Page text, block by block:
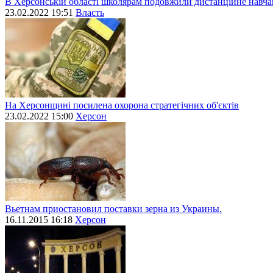
23.02.2022 19:51 Власть
На Херсонщині посилена охорона стратегічних об'єктів
23.02.2022 15:00 Херсон
Вьетнам приостановил поставки зерна из Украины.
16.11.2015 16:18 Херсон